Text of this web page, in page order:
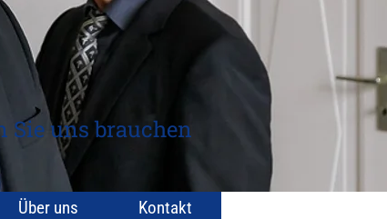
Sie uns brauchen
Über uns Kontakt